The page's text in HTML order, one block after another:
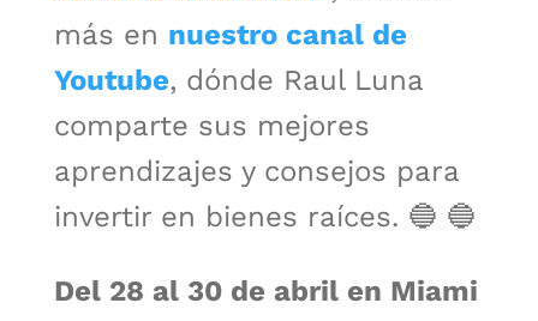
más en nuestro canal de
Youtube, dónde Raul Luna
comparte sus mejores
aprendizajes y consejos para
invertir en bienes raíces. 🔵 🔵
Del 28 al 30 de abril en Miami